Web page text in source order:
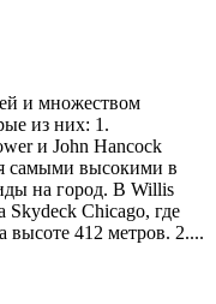
и множеством
из них: 1.
и John Hancock
самыми высокими в
на город. В Willis
Skydeck Chicago, где
высоте 412 метров. 2....